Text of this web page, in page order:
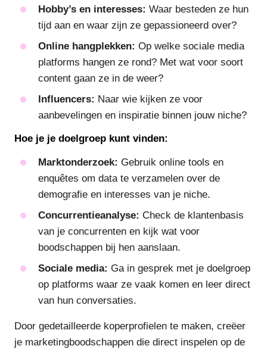
Hobby’s en interesses: Waar besteden ze hun
tijd aan en waar zijn ze gepassioneerd over?
Online hangplekken: Op welke sociale media
platforms hangen ze rond? Met wat voor soort
content gaan ze in de weer?
Influencers: Naar wie kijken ze voor
aanbevelingen en inspiratie binnen jouw niche?
Hoe je je doelgroep kunt vinden:
Marktonderzoek: Gebruik online tools en
enquêtes om data te verzamelen over de
demografie en interesses van je niche.
Concurrentieanalyse: Check de klantenbasis
van je concurrenten en kijk wat voor
boodschappen bij hen aanslaan.
Sociale media: Ga in gesprek met je doelgroep
op platforms waar ze vaak komen en leer direct
van hun conversaties.
Door gedetailleerde koperprofielen te maken, creëer
je marketingboodschappen die direct inspelen op de